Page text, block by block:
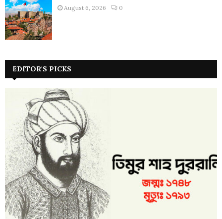
August 6, 2026 0
EDITOR'S PICKS